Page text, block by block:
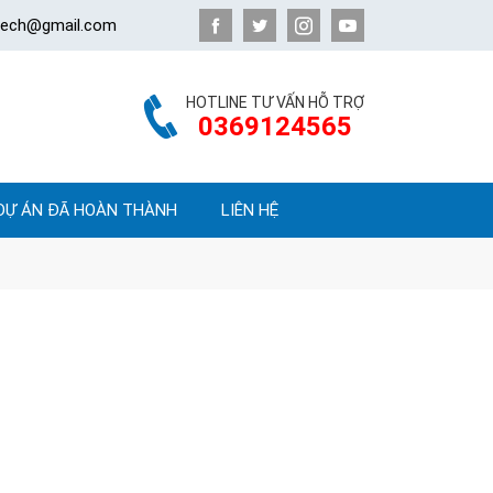
HOTLINE TƯ VẤN HỖ TRỢ
0369124565
ÁN ĐÃ HOÀN THÀNH LIÊN HỆ